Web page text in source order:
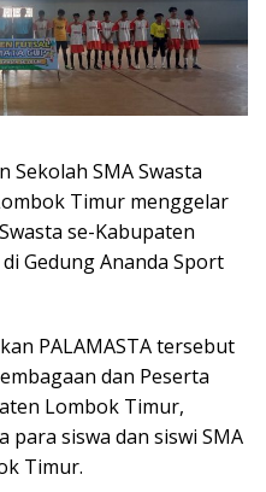
Sekolah SMA Swasta
Timur menggelar
se-Kabupaten
Gedung Ananda Sport
PALAMASTA tersebut
dan Peserta
Lombok Timur,
para siswa dan siswi SMA
Timur.